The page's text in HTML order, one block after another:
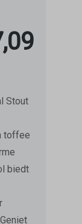
Stout
toffee
biedt